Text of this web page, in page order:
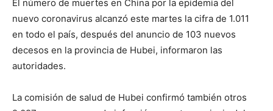
El número de muertes en China por la epidemia del
nuevo coronavirus alcanzó este martes la cifra de 1.011
en todo el país, después del anuncio de 103 nuevos
decesos en la provincia de Hubei, informaron las
autoridades.
La comisión de salud de Hubei confirmó también otros